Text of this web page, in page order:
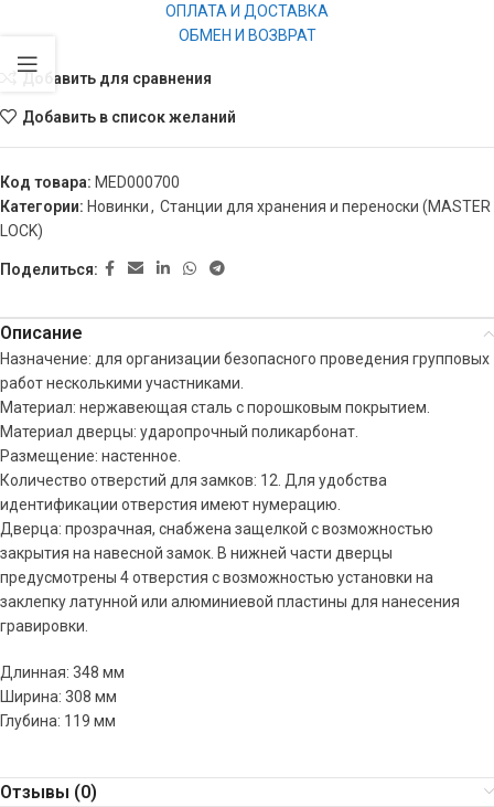
ОПЛАТА И ДОСТАВКА
ОБМЕН И ВОЗВРАТ
Добавить для сравнения
Добавить в список желаний
Код товара: MED000700
Категории: Новинки, Станции для хранения и переноски (MASTER
LOCK)
Поделиться:
Описание
Назначение: для организации безопасного проведения групповых
работ несколькими участниками.
Материал: нержавеющая сталь с порошковым покрытием.
Материал дверцы: ударопрочный поликарбонат.
Размещение: настенное.
Количество отверстий для замков: 12. Для удобства
идентификации отверстия имеют нумерацию.
Дверца: прозрачная, снабжена защелкой с возможностью
закрытия на навесной замок. В нижней части дверцы
предусмотрены 4 отверстия с возможностью установки на
заклепку латунной или алюминиевой пластины для нанесения
гравировки.
Длинная: 348 мм
Ширина: 308 мм
Глубина: 119 мм
Отзывы (0)